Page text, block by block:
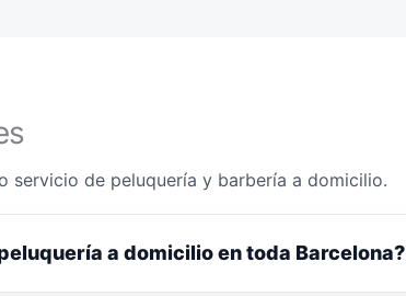
servicio de peluquería y barbería a domicilio.
a domicilio en toda Barcelona?